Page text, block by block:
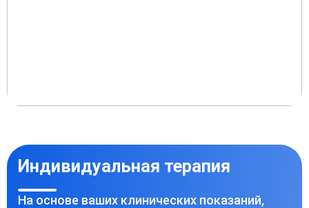
Индивидуальная терапия
На основе ваших клинических показаний,